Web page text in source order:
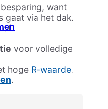
want
gaat via het dak.
of
voor volledige
hoge R-waarde,
.